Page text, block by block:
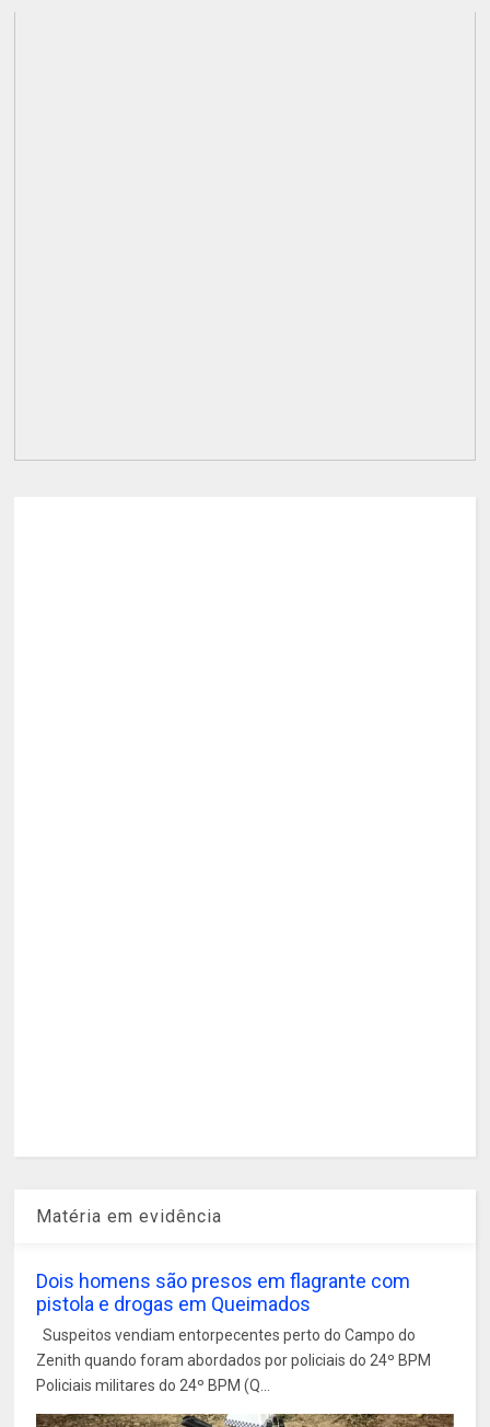
Matéria em evidência
Dois homens são presos em flagrante com
pistola e drogas em Queimados
Suspeitos vendiam entorpecentes perto do Campo do
Zenith quando foram abordados por policiais do 24º BPM
Policiais militares do 24º BPM (Q...